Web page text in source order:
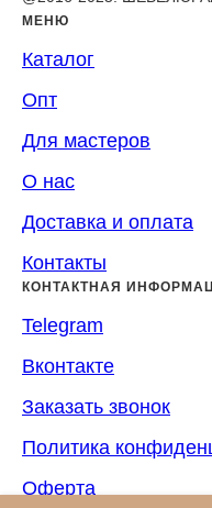
МЕНЮ
Каталог
Опт
Для мастеров
О нас
Доставка и оплата
Контакты
КОНТАКТНАЯ
Telegram
Вконтакте
Заказать звонок
Политика
Оферта